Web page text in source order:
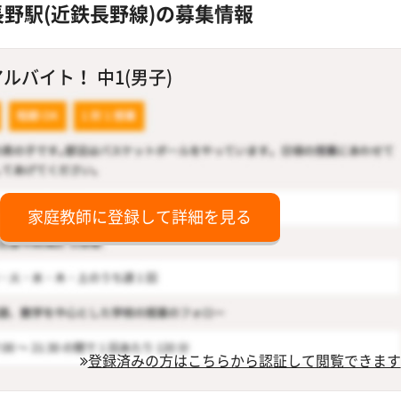
駅(近鉄長野線)の募集情報
バイト！ 中1(男子)
家庭教師に登録して詳細を見る
登録済みの方はこちらから認証して閲覧できます